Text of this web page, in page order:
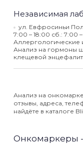
Независимая
ул. Евфросиньи
7:00 – 18:00 сб.: 7:00
Аллергологические
Анализ на гормоны
клещевой
Анализ на
отзывы, адреса,
найдёте в каталоге
Онкомаркеры